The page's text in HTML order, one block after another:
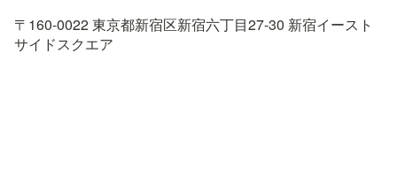
〒160-0022 東京都新宿区新宿六丁目27-30 新宿イースト
サイドスクエア